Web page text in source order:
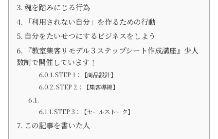
魂を踏みにじる行為
「利用されない自分」を作るための行動
自分をたいせつにするビジネスをしよう
『教室集客リモデル３ステップシート作成講座』少人
数制で開催しています！
STEP 1：【商品設計】
STEP 2：【集客導線】
STEP 3：【セールストーク】
この記事を書いた人